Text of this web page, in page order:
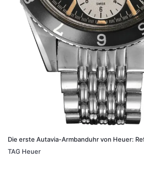
Die erste Autavia-Armbanduhr von Heuer:
TAG Heuer